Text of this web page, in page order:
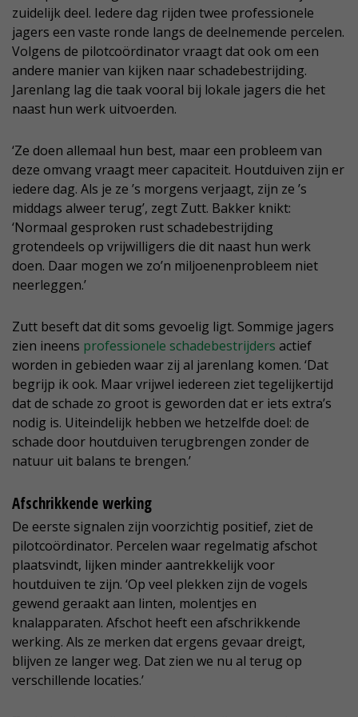
zuidelijk deel. Iedere dag rijden twee professionele
jagers een vaste ronde langs de deelnemende percelen.
Volgens de pilotcoördinator vraagt dat ook om een
andere manier van kijken naar schadebestrijding.
Jarenlang lag die taak vooral bij lokale jagers die het
naast hun werk uitvoerden.
‘Ze doen allemaal hun best, maar een probleem van
deze omvang vraagt meer capaciteit. Houtduiven zijn er
iedere dag. Als je ze ’s morgens verjaagt, zijn ze ’s
middags alweer terug’, zegt Zutt. Bakker knikt:
‘Normaal gesproken rust schadebestrijding
grotendeels op vrijwilligers die dit naast hun werk
doen. Daar mogen we zo’n miljoenenprobleem niet
neerleggen.’
Zutt beseft dat dit soms gevoelig ligt. Sommige jagers
zien ineens professionele schadebestrijders actief
worden in gebieden waar zij al jarenlang komen. ‘Dat
begrijp ik ook. Maar vrijwel iedereen ziet tegelijkertijd
dat de schade zo groot is geworden dat er iets extra’s
nodig is. Uiteindelijk hebben we hetzelfde doel: de
schade door houtduiven terugbrengen zonder de
natuur uit balans te brengen.’
Afschrikkende werking
De eerste signalen zijn voorzichtig positief, ziet de
pilotcoördinator. Percelen waar regelmatig afschot
plaatsvindt, lijken minder aantrekkelijk voor
houtduiven te zijn. ‘Op veel plekken zijn de vogels
gewend geraakt aan linten, molentjes en
knalapparaten. Afschot heeft een afschrikkende
werking. Als ze merken dat ergens gevaar dreigt,
blijven ze langer weg. Dat zien we nu al terug op
verschillende locaties.’